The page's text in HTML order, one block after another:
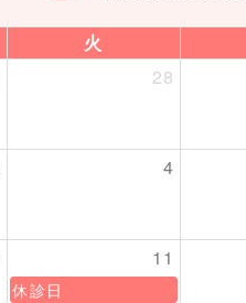
火
28
4
11
休診日